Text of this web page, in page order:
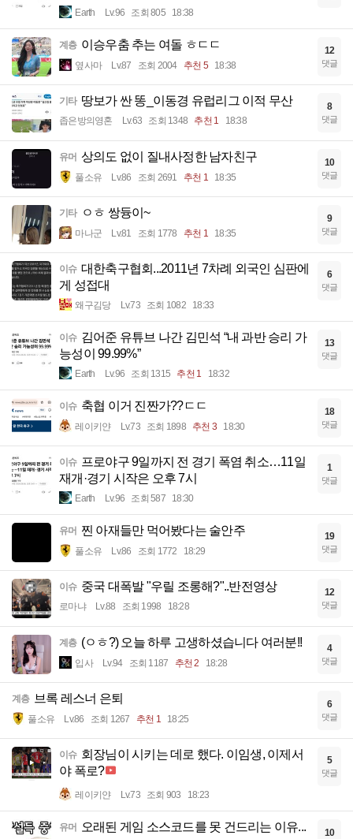
Earth Lv.96 조회 805 18:38
계층 이승우춤 추는 여돌 ㅎㄷㄷ
옆사마 Lv.87 조회 2004 추천 5 18:38
12
댓글
기타 땅보가 싼 똥_이동경 유럽리그 이적 무산
좁은방의영혼 Lv.63 조회 1348 추천 1 18:38
8
댓글
유머 상의도 없이 질내사정한 남자친구
풀소유 Lv.86 조회 2691 추천 1 18:35
10
댓글
기타 ㅇㅎ 쌍듕이~
마나군 Lv.81 조회 1778 추천 1 18:35
9
댓글
이슈 대한축구협회...2011년 7차례 외국인 심판에
게 성접대
왜구김당 Lv.73 조회 1082 18:33
6
댓글
이슈 김어준 유튜브 나간 김민석 “내 과반 승리 가
능성이 99.99%”
Earth Lv.96 조회 1315 추천 1 18:32
13
댓글
이슈 축협 이거 진짠가??ㄷㄷ
레이키얀 Lv.73 조회 1898 추천 3 18:30
18
댓글
이슈 프로야구 9일까지 전 경기 폭염 취소…11일
재개·경기 시작은 오후 7시
Earth Lv.96 조회 587 18:30
1
댓글
유머 찐 아재들만 먹어봤다는 술안주
풀소유 Lv.86 조회 1772 18:29
19
댓글
이슈 중국 대폭발 "우릴 조롱해?"..반전영상
로마냐 Lv.88 조회 1998 18:28
12
댓글
계층 (ㅇㅎ?) 오늘 하루 고생하셨습니다 여러분!!
입사 Lv.94 조회 1187 추천 2 18:28
4
댓글
계층 브록 레스너 은퇴
풀소유 Lv.86 조회 1267 추천 1 18:25
6
댓글
이슈 회장님이 시키는 데로 했다. 이임생, 이제서
야 폭로?
레이키얀 Lv.73 조회 903 18:23
5
댓글
유머 오래된 게임 소스코드를 못 건드리는 이유... 10